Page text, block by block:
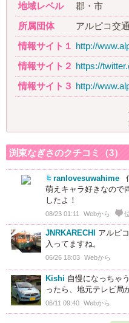
地域レベル
郡・市
所属団体
アルピコ交
情報サイト１ http://
情報サイト２ https://
情報サイト３ http://
渕東なぎさのクチコミ（3）
ranlovesuwahime
萌えキャラ好きなので
したよ！
08/23 01:11 Webから
JNRKARECHI
アルピ
入ってますね。
06/26 18:03 Webから
Kishi 自慢になっちゃ
ったら、地元テレビ局
06/11 09:40 Webから